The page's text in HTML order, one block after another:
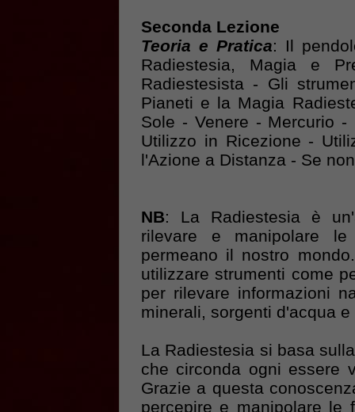
Seconda Lezione
Teoria e Pratica: Il
Radiestesia, Magia e
Radiestesista - Gli
Pianeti e la Magia
Sole - Venere - Mercurio
Utilizzo in Ricezione -
l'Azione a Distanza - Se
NB: La Radiestesia è
rilevare e manipolare
permeano il nostro
utilizzare strumenti come
per rilevare informazioni
minerali, sorgenti d'acqua
La Radiestesia si basa
che circonda ogni essere
Grazie a questa
percepire e manipolare le